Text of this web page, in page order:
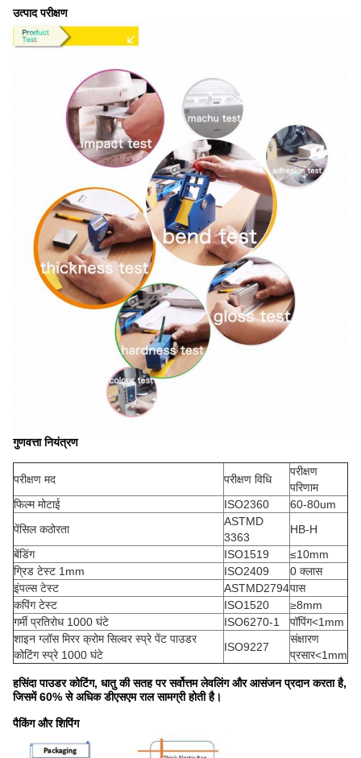
उत्पाद परीक्षण
गुणवत्ता नियंत्रण
परीक्षण मद परीक्षण विधि
परीक्षण
परिणाम
फिल्म मोटाई
ISO2360
60-80um
पेंसिल कठोरता
ASTMD
3363
HB-H
बेंडिंग
ISO1519
≤10mm
ग्रिड टेस्ट 1mm
ISO2409
0 क्लास
इंपल्स टेस्ट
ASTMD2794पास
कपिंग टेस्ट
ISO1520
≥8mm
गर्मी प्रतिरोध 1000 घंटे
ISO6270-1
पॉपिंग<1mm
शाइन ग्लॉस मिरर क्रोम सिल्वर स्प्रे पेंट पाउडर
कोटिंग स्प्रे 1000 घंटे
ISO9227
संक्षारण
प्रसार<1mm
हसिंदा पाउडर कोटिंग, धातु की सतह पर सर्वोत्तम लेवलिंग और आसंजन प्रदान करता है,
जिसमें 60% से अधिक डीएसएम राल सामग्री होती है।
पैकिंग और शिपिंग